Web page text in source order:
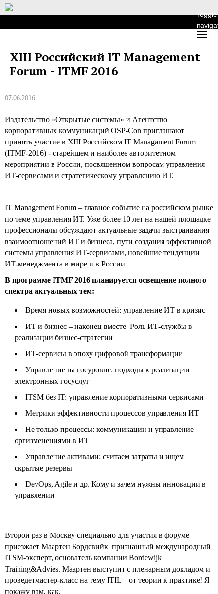
Toggle
XIII Российский IT Management
Forum - ITMF 2016
07.06.2016
Издательство «Открытые системы» и Агентство
корпоративных коммуникаций OSP-Con приглашают
принять участие в XIII Российском IT Managament Forum
(ITMF-2016) - старейшем и наиболее авторитетном
мероприятии в России, посвященном вопросам управления
ИТ-сервисами и стратегическому управлению ИТ.
IT Management Forum – главное событие на российском рынке
по теме управления ИТ. Уже более 10 лет на нашей площадке
профессионалы обсуждают актуальные задачи выстраивания
взаимоотношений ИТ и бизнеса, пути создания эффективной
системы управления ИТ-сервисами, новейшие тенденции
ИТ-менеджмента в мире и в России.
В программе ITMF 2016 планируется освещение полного
спектра актуальных тем:
Время новых возможностей: управление ИТ в кризис
ИТ и бизнес – наконец вместе. Роль ИТ-службы в
реализации бизнес-стратегии
ИТ-сервисы в эпоху цифровой трансформации
Управление на госуровне: подходы к реализации
электронных госуслуг
ITSM без IT: управление корпоративными сервисами
Метрики эффективности процессов управления ИТ
Не только процессы: коммуникации и управление
оргизменениями в ИТ
Управление активами: считаем затраты и ищем
скрытые резервы
DevOps, Agile и др. Кому и зачем нужны инновации в
управлении
Второй раз в Москву специально для участия в форуме
приезжает Маартен Бордевийк, признанный международный
ITSM-эксперт, основатель компании Bordewijk
Training&Advies. Маартен выступит с пленарным докладом и
проведетмастер-класс на тему ITIL – от теории к практике! Я
покажу вам, как.